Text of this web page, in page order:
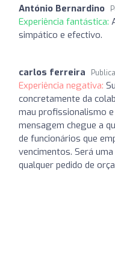
António Bernardino
Experiência fantástica:
simpático e efectivo.
carlos ferreira
Experiência negativa:
concretamente da
mau profissionalismo
mensagem chegue a
de funcionários que
vencimentos. Será
qualquer pedido de